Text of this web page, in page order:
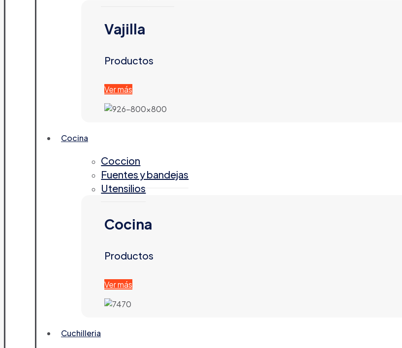
Vajilla
Productos
Ver más
Cocina
Coccion
Fuentes y bandejas
Utensilios
Cocina
Productos
Ver más
Cuchilleria